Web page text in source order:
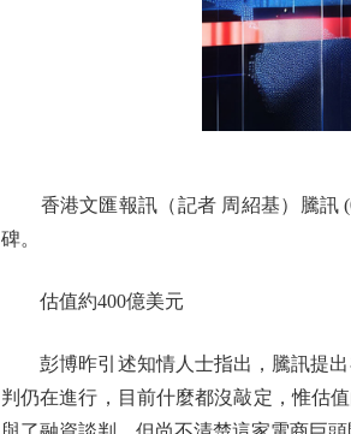
香港文匯報訊（記者 周紹基）騰訊
碑。
估值約400億美元
彭博昨引述知情人士指出，騰訊提出
判仍在進行，目前什麼都沒敲定，惟估